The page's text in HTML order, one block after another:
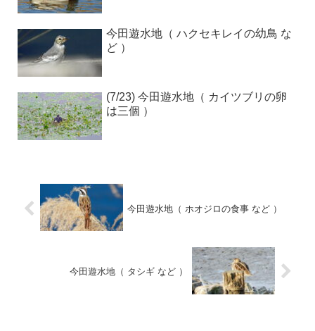
今田遊水地（ ハクセキレイの幼鳥 な
ど ）
(7/23) 今田遊水地（ カイツブリの卵
は三個 ）
今田遊水地（ ホオジロの食事 など ）
今田遊水地（ タシギ など ）